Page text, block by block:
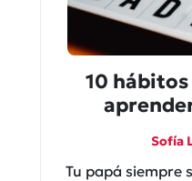
10 hábitos
Sofía
Tu papá siempre